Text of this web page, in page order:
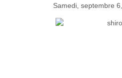
Samedi, septembre